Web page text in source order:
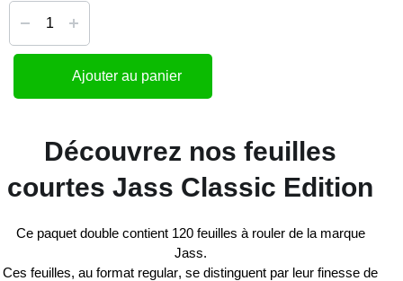
Ajouter au panier
Découvrez nos feuilles
courtes Jass Classic Edition
Ce paquet doublecontient 120 feuilles à roulerde la marque
Jass.
Ces feuilles, auformat regular, se distinguent par leurfinesse de